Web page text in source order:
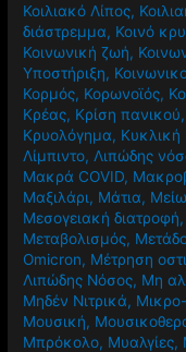
Κοιλιακό Λίπος,
διάστρεμμα, Κοινό
Κοινωνική ζωή,
Υποστήριξη,
Κορμός, Κορωνοϊός,
Κρέας, Κρίση πανικού,
Κρυολόγημα,
Λίμπιντο, Λιπώδης
Μακρά COVID,
Μαξιλάρι, Μάτια,
Μεσογειακή διατροφή,
Μεταβολισμός,
Omicron, Μέτρηση
Λιπώδης Νόσος, Μη
Μηδέν Νιτρικά,
Μουσική,
Μπρόκολο, Μυαλγίες,